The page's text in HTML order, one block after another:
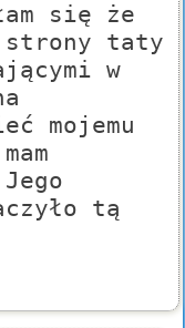
się że
strony taty
w
mojemu
tą